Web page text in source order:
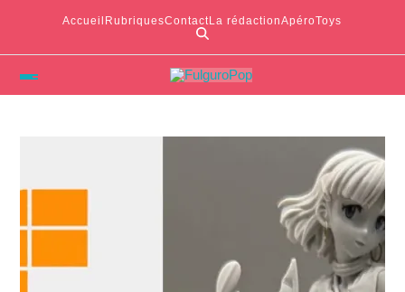
Accueil RubriquesContactLa rédactionApéroToys